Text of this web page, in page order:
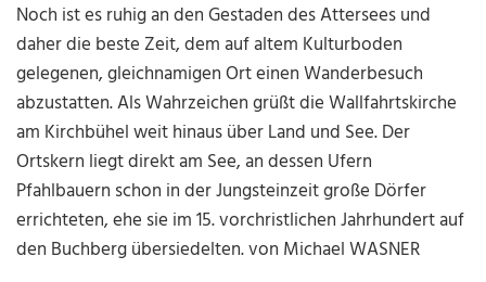
Noch ist es ruhig an den Gestaden des Attersees und
daher die beste Zeit, dem auf altem Kulturboden
gelegenen, gleichnamigen Ort einen Wanderbesuch
abzustatten. Als Wahrzeichen grüßt die Wallfahrtskirche
am Kirchbühel weit hinaus über Land und See. Der
Ortskern liegt direkt am See, an dessen Ufern
Pfahlbauern schon in der Jungsteinzeit große Dörfer
errichteten, ehe sie im 15. vorchristlichen Jahrhundert auf
den Buchberg übersiedelten. von Michael WASNER